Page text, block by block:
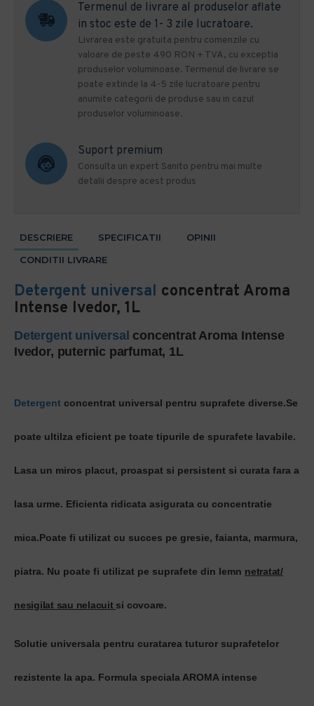
Termenul de livrare al produselor aflate
in stoc este de 1- 3 zile lucratoare.
Livrarea este gratuita pentru comenzile cu
valoare de peste 490 RON + TVA, cu exceptia
produselor voluminoase. Termenul de livrare se
poate extinde la 4-5 zile lucratoare pentru
anumite categorii de produse sau in cazul
produselor voluminoase.
Suport premium
Consulta un expert Sanito pentru mai multe
detalii despre acest produs
DESCRIERE SPECIFICATII
OPINII
CONDITII LIVRARE
Detergent universal concentrat Aroma
Intense Ivedor, 1L
Detergent universal concentrat Aroma Intense
Ivedor, puternic parfumat, 1L
Detergent concentrat universal pentru suprafete diverse.Se
poate ultilza eficient pe toate tipurile de spurafete lavabile.
Lasa un miros placut, proaspat si persistent si curata fara a
lasa urme. Eficienta ridicata asigurata cu concentratie
mica.Poate fi utilizat cu succes pe gresie, faianta, marmura,
piatra. Nu poate fi utilizat pe suprafete din lemn netratat/
nesigilat sau nelacuit si covoare.
Solutie universala pentru curatarea tuturor suprafetelor
rezistente la apa. Formula speciala AROMA intense